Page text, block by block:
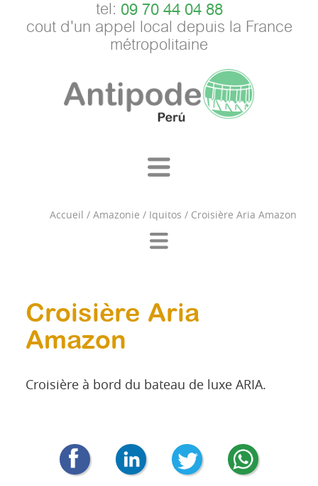
tel: 09 70 44 04 88
cout d'un appel local depuis la France
métropolitaine
Accueil / Amazonie / Iquitos / Croisière Aria Amazon
Croisière Aria
Amazon
Croisière à bord du bateau de luxe ARIA.